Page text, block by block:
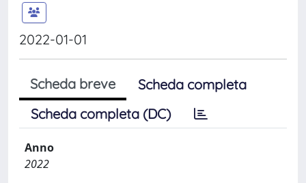
2022-01-01
Scheda breve
Scheda completa
Scheda completa (DC)
Anno
2022